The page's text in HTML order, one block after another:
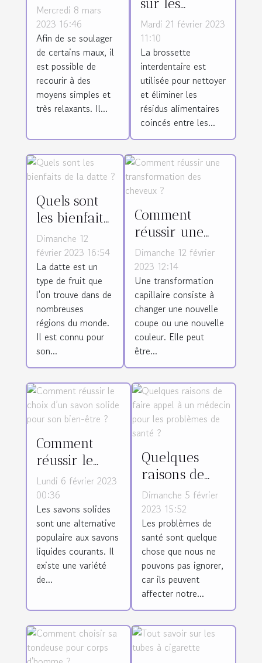
l'eau de lune
Mercredi 8 mars
2023 16:46
Afin de se soulager
de certains maux, il
est possible de
recourir à des
moyens simples et
très relaxants. Il...
sur les
brossettes
interdentaires
?
Mardi 21 février 2023
11:10
La brossette
interdentaire est
utilisée pour nettoyer
et éliminer les
résidus alimentaires
coincés entre les...
Quels sont
les bienfaits
de la datte ?
Dimanche 12
février 2023 16:54
La datte est un
type de fruit que
l'on trouve dans de
nombreuses
régions du monde.
Il est connu pour
son...
Comment
réussir une
transformation
des cheveux ?
Dimanche 12 février
2023 12:14
Une transformation
capillaire consiste à
changer une nouvelle
coupe ou une nouvelle
couleur. Elle peut
être...
Comment
réussir le
choix d’un
savon solide
pour son
bien-être ?
Lundi 6 février 2023
00:36
Les savons solides
sont une alternative
populaire aux savons
liquides courants. Il
existe une variété
de...
Quelques
raisons de
faire appel à
un médecin
pour les
problèmes de
santé ?
Dimanche 5 février
2023 15:52
Les problèmes de
santé sont quelque
chose que nous ne
pouvons pas ignorer,
car ils peuvent
affecter notre...